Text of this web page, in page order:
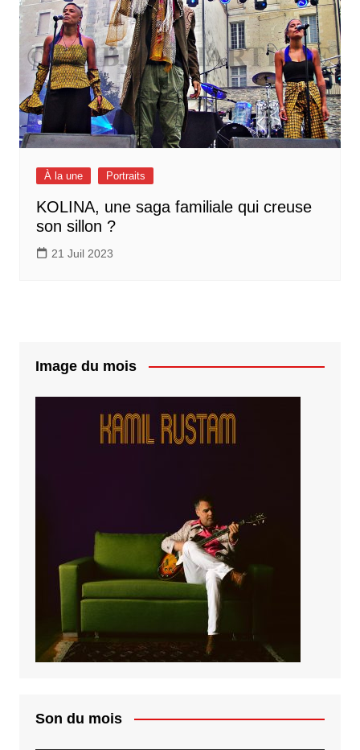
À la une Portraits
KOLINA, une saga familiale qui creuse
son sillon ?
21 Juil 2023
Image du mois
Son du mois